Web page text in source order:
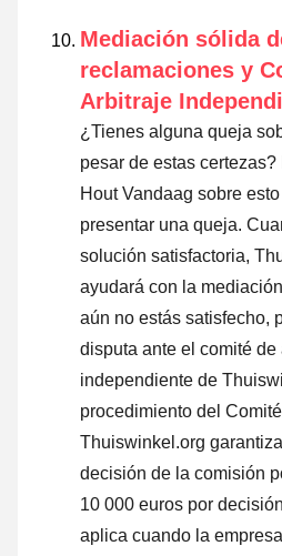
Mediación sólida
reclamaciones y
Arbitraje
¿Tienes alguna queja
pesar de estas
Hout Vandaag sobre
presentar una queja.
solución satisfactoria,
ayudará con la
aún no estás satisfecho,
disputa ante el comité de
independiente de
procedimiento del
Thuiswinkel.org
decisión de la comisión
10 000 euros por
aplica cuando la